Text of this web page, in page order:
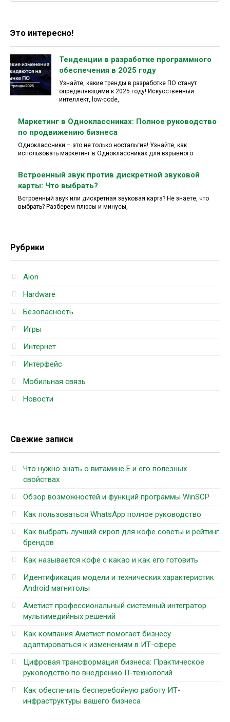
Это интересно!
Тенденции в разработке программного
обеспечения в 2025 году
Узнайте, какие тренды в разработке ПО станут
определяющими к 2025 году! Искусственный
интеллект, low-code,
Маркетинг в Одноклассниках: Полное руководство
по продвижению бизнеса
Одноклассники – это не только ностальгия! Узнайте, как
использовать маркетинг в Одноклассниках для взрывного
Встроенный звук против дискретной звуковой
карты: Что выбрать?
Встроенный звук или дискретная звуковая карта? Не знаете, что
выбрать? Разберем плюсы и минусы,
Рубрики
Aion
Hardware
Безопасность
Игры
Интернет
Интерфейс
Мобильная связь
Новости
Свежие записи
Что нужно знать о витамине Е и его полезных
свойствах
Обзор возможностей и функций программы WinSCP
Как пользоваться WhatsApp полное руководство
Как выбрать лучший сироп для кофе советы и рейтинг
брендов
Как называется кофе с какао и как его готовить
Идентификация модели и технических характеристик
Android магнитолы
Аметист профессиональный системный интегратор
мультимедийных решений
Как компания Аметист помогает бизнесу
адаптироваться к изменениям в ИТ-сфере
Цифровая трансформация бизнеса: Практическое
руководство по внедрению IT-технологий
Как обеспечить бесперебойную работу ИТ-
инфраструктуры вашего бизнеса